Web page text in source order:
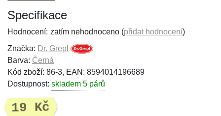
Specifikace
Hodnocení: zatím nehodnoceno (přidat hodnocení)
Značka: Dr. Grepl
Barva: Černá
Kód zboží: 86-3, EAN: 8594014196689
Dostupnost: skladem 5 párů
19 Kč